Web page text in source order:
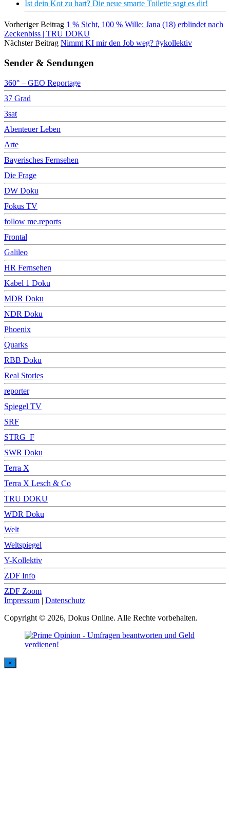
Ist dein Kot zu hart? Die neue smarte Toilette sagt es dir!
Vorheriger Beitrag 1 % Sicht, 100 % Wille: Jana (18) erblindet nach
Zeckenbiss | TRU DOKU
Nächster Beitrag Nimmt KI mir den Job weg? #ykollektiv
Sender & Sendungen
360° – GEO Reportage
37 Grad
3sat
Abenteuer Leben
Arte
Bayerisches Fernsehen
Die Frage
DW Doku
Fokus TV
follow me.reports
Frontal
Galileo
HR Fernsehen
Kabel 1 Doku
MDR Doku
NDR Doku
Phoenix
Quarks
RBB Doku
Real Stories
reporter
Spiegel TV
SRF
STRG_F
SWR Doku
Terra X
Terra X Lesch & Co
TRU DOKU
WDR Doku
Welt
Weltspiegel
Y-Kollektiv
ZDF Info
ZDF Zoom
Impressum | Datenschutz
Copyright © 2026, Dokus Online. Alle Rechte vorbehalten.
×